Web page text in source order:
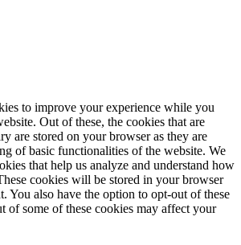
to improve your experience while you
Out of these, the cookies that are
are stored on your browser as they are
of basic functionalities of the website. We
that help us analyze and understand how
cookies will be stored in your browser
You also have the option to opt-out of these
of some of these cookies may affect your